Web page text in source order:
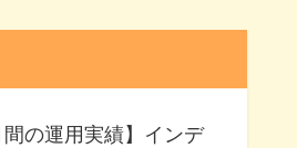
間の運用実績】インデ